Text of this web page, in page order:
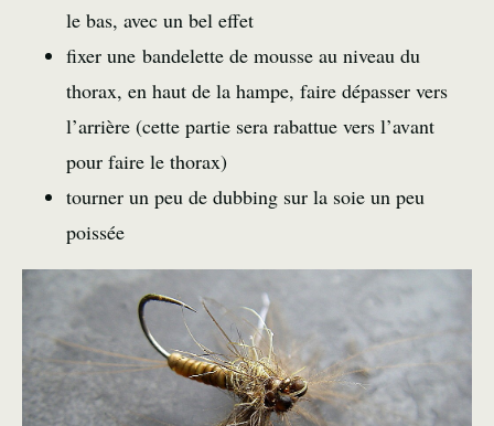
le bas, avec un bel effet
fixer une bandelette de mousse au niveau du
thorax, en haut de la hampe, faire dépasser vers
l’arrière (cette partie sera rabattue vers l’avant
pour faire le thorax)
tourner un peu de dubbing sur la soie un peu
poissée